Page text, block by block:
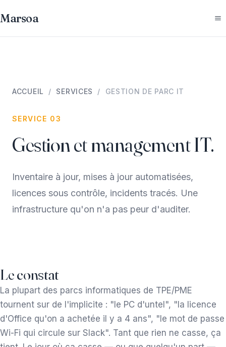
Marsoa
ACCUEIL / SERVICES / GESTION DE PARC IT
SERVICE 03
Gestion et management IT.
Inventaire à jour, mises à jour automatisées,
licences sous contrôle, incidents tracés. Une
infrastructure qu'on n'a pas peur d'auditer.
Le constat
La plupart des parcs informatiques de TPE/PME
tournent sur de l'implicite : "le PC d'untel", "la licence
d'Office qu'on a achetée il y a 4 ans", "le mot de passe
Wi-Fi qui circule sur Slack". Tant que rien ne casse, ça